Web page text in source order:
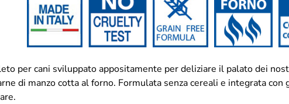
per cani sviluppato appositamente per deliziare il palato dei
di manzo cotta al forno. Formulata senza cereali e integrata